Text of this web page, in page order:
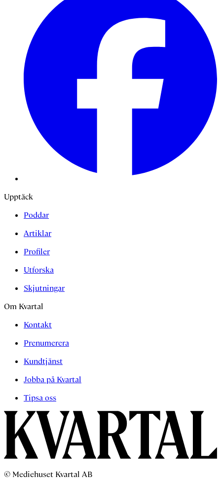
Upptäck
Poddar
Artiklar
Profiler
Utforska
Skjutningar
Om Kvartal
Kontakt
Prenumerera
Kundtjänst
Jobba på Kvartal
Tipsa oss
© Mediehuset Kvartal AB